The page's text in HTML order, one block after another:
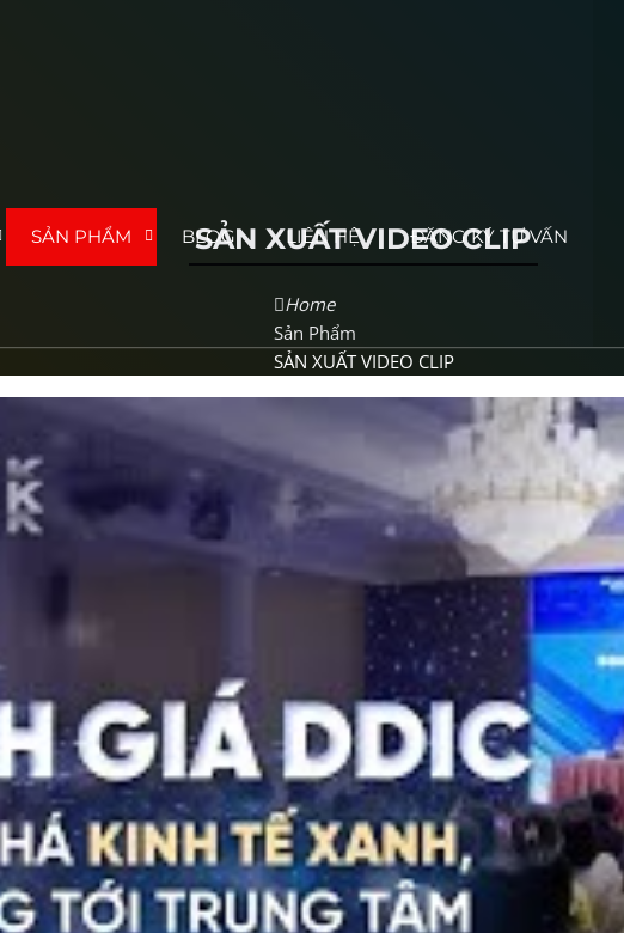
SẢN PHẨM BLOG LIÊN HỆ ĐĂNG KÝ TƯ VẤN
SẢN XUẤT VIDEO CLIP
Home
Sản Phẩm
SẢN XUẤT VIDEO CLIP